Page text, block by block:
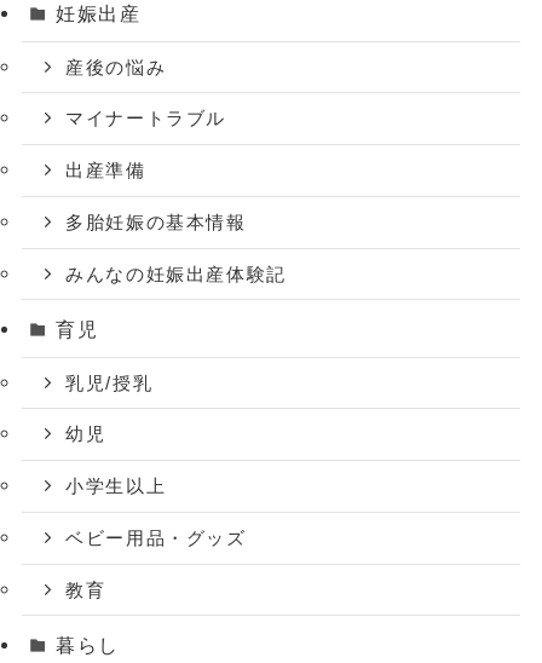
妊娠出産
産後の悩み
マイナートラブル
出産準備
多胎妊娠の基本情報
みんなの妊娠出産体験記
育児
乳児/授乳
幼児
小学生以上
ベビー用品・グッズ
教育
暮らし